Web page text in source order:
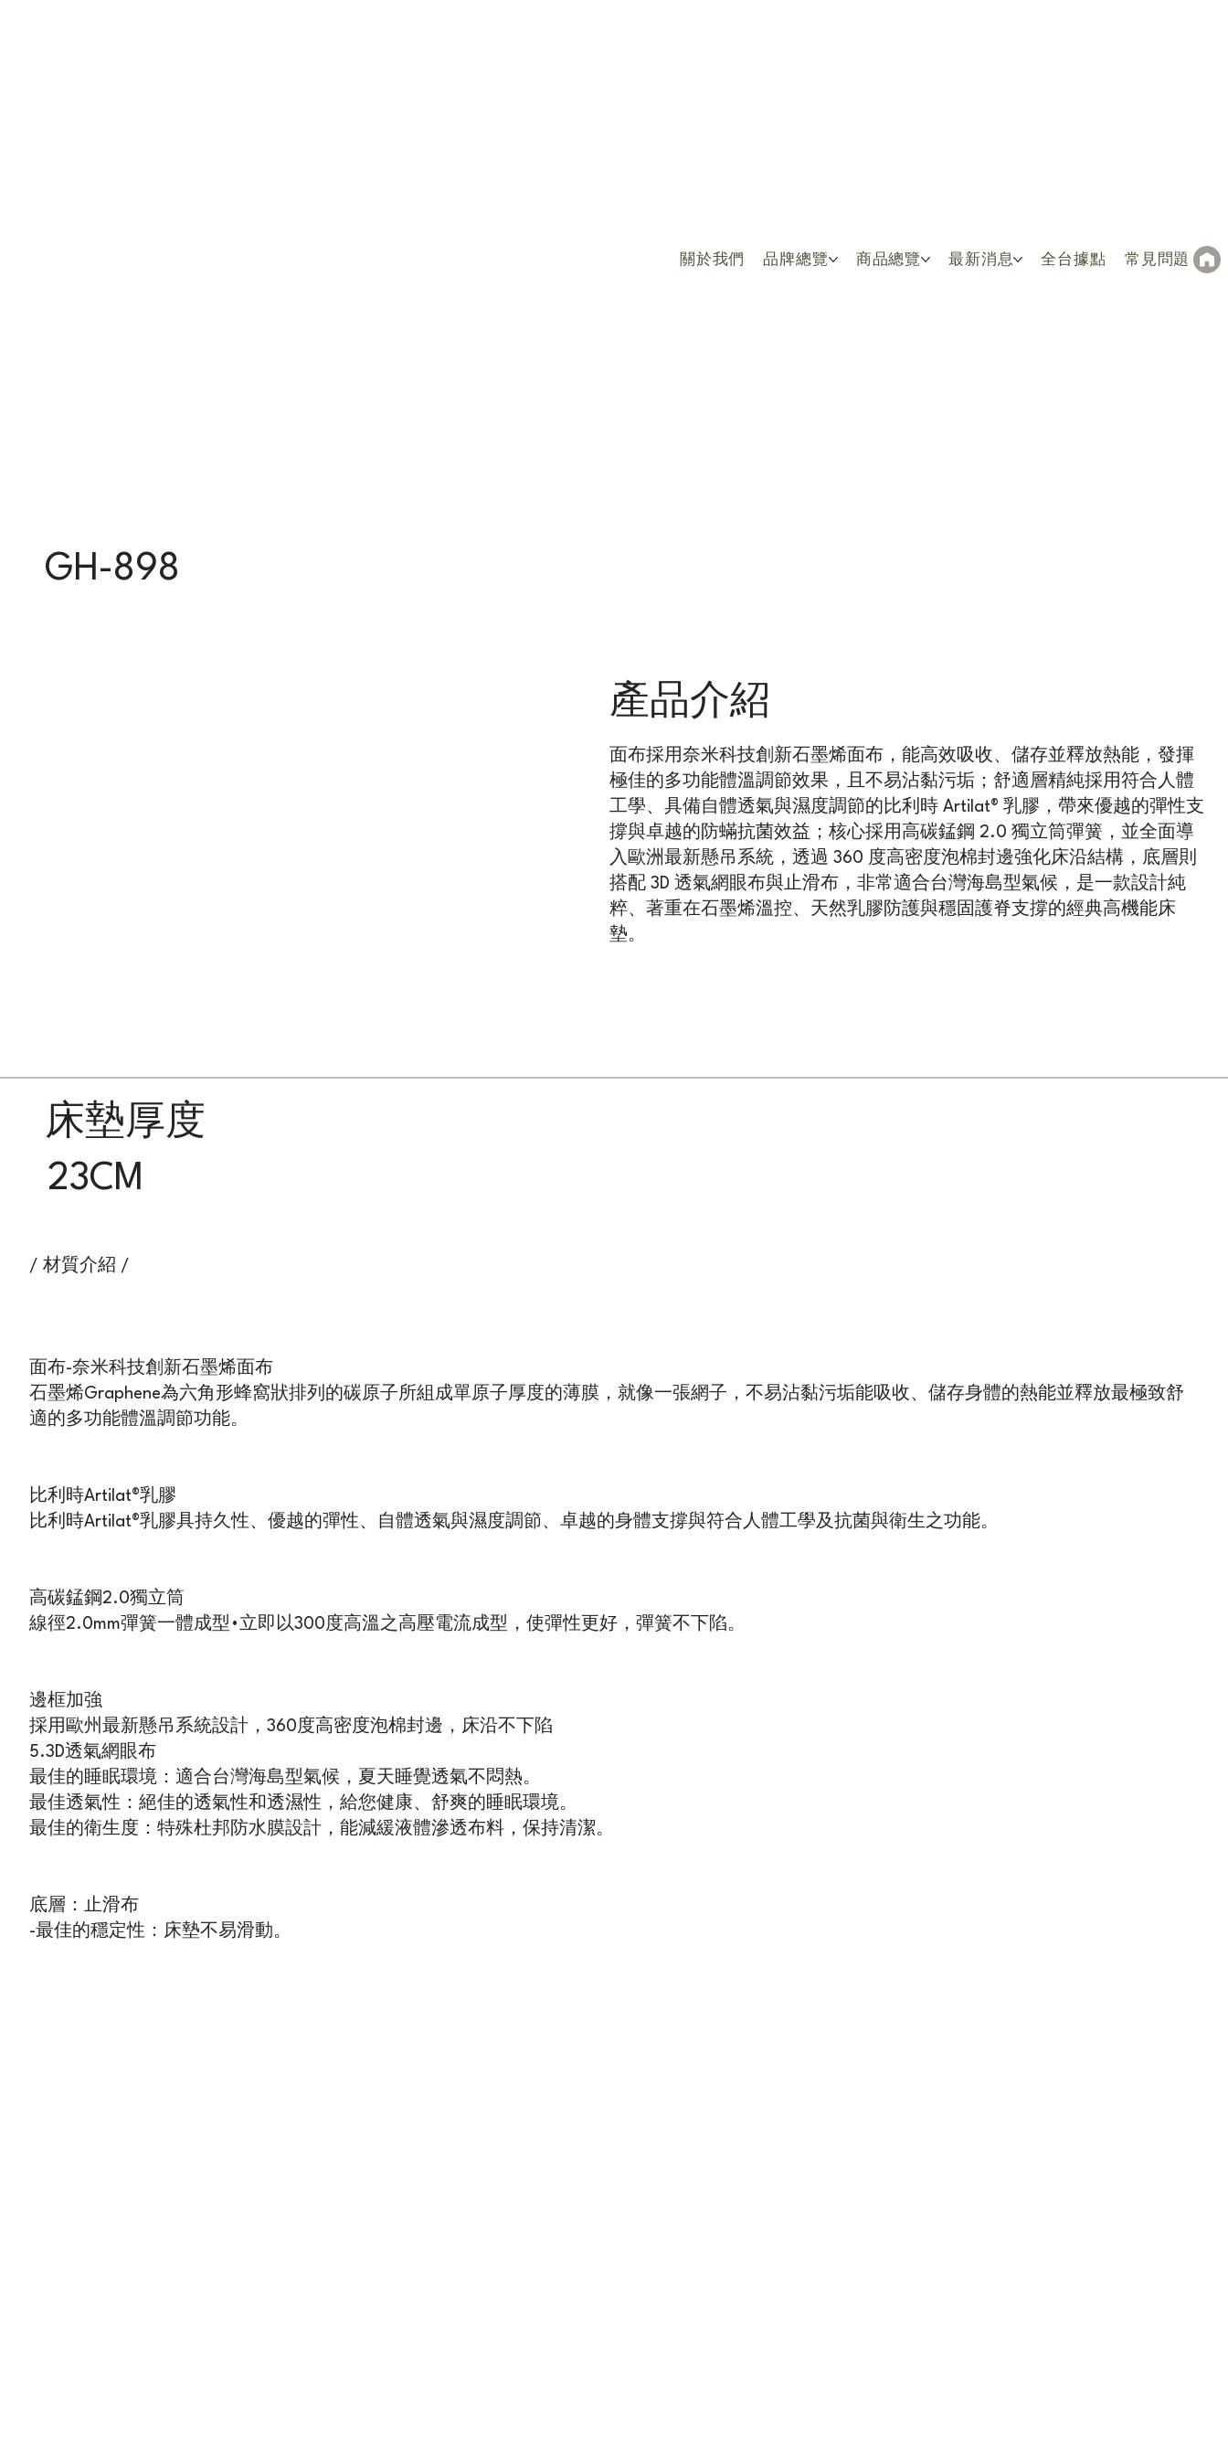
關於我們 品牌總覽 商品總覽 最新消息 全台據點 常見問題
GH-898
​產品介紹
面布採用奈米科技創新石墨烯面布，能高效吸收、儲存並釋放熱能，發揮
極佳的多功能體溫調節效果，且不易沾黏污垢；舒適層精純採用符合人體
工學、具備自體透氣與濕度調節的比利時 Artilat® 乳膠，帶來優越的彈性支
撐與卓越的防蟎抗菌效益；核心採用高碳錳鋼 2.0 獨立筒彈簧，並全面導
入歐洲最新懸吊系統，透過 360 度高密度泡棉封邊強化床沿結構，底層則
搭配 3D 透氣網眼布與止滑布，非常適合台灣海島型氣候，是一款設計純
粹、著重在石墨烯溫控、天然乳膠防護與穩固護脊支撐的經典高機能床
墊。
床墊厚度
23CM
/ 材質介紹 /
面布-奈米科技創新石墨烯面布
石墨烯Graphene為六角形蜂窩狀排列的碳原子所組成單原子厚度的薄膜，就像一張網子，不易沾黏污垢能吸收、儲存身體的熱能並釋放最極致舒
適的多功能體溫調節功能。
比利時Artilat®乳膠
比利時Artilat®乳膠具持久性、優越的彈性、自體透氣與濕度調節、卓越的身體支撐與符合人體工學及抗菌與衛生之功能。
高碳錳鋼2.0獨立筒
線徑2.0mm彈簧一體成型•立即以300度高溫之高壓電流成型，使彈性更好，彈簧不下陷。
邊框加強
採用歐州最新懸吊系統設計，360度高密度泡棉封邊，床沿不下陷
5.3D透氣網眼布
最佳的睡眠環境：適合台灣海島型氣候，夏天睡覺透氣不悶熱。
最佳透氣性：絕佳的透氣性和透濕性，給您健康、舒爽的睡眠環境。
最佳的衛生度：特殊杜邦防水膜設計，能減緩液體滲透布料，保持清潔。
底層：止滑布
-最佳的穩定性：床墊不易滑動。